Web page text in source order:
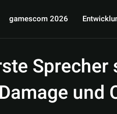
gamescom 2026
Sprecher
und